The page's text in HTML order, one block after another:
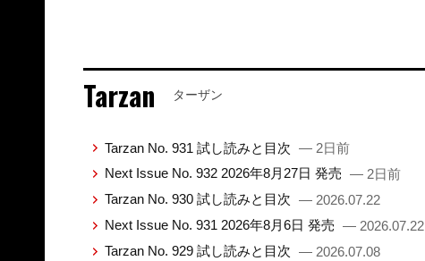
Tarzan ターザン
Tarzan No. 931 試し読みと目次 — 2日前
Next Issue No. 932 2026年8月27日 発売 — 2日前
Tarzan No. 930 試し読みと目次 — 2026.07.22
Next Issue No. 931 2026年8月6日 発売 — 2026.07.22
Tarzan No. 929 試し読みと目次 — 2026.07.08